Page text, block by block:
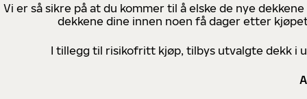
Vi er så sikre på at du kommer til å elske de nye
dekkene dine innen noen få dager etter
I tillegg til risikofritt kjøp, tilbys utvalgte dekk i